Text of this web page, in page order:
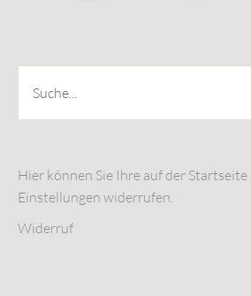
Hier können Sie Ihre auf der
Einstellungen widerrufen.
Widerruf